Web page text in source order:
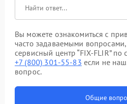
Вы можете ознакомиться с
часто задаваемыми
сервисный центр “FIX-FLIR”
+7 (800) 301-55-83 если не
вопрос.
Общие